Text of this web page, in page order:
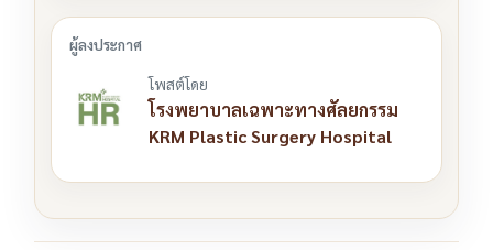
โพสต์โดย
โรงพยาบาลเฉพาะทางศัลยกรรม
KRM Plastic Surgery Hospital